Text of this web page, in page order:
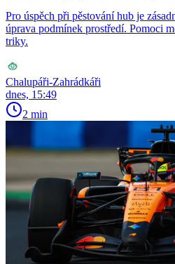
Pro úspěch při pěstování hub je
úprava podmínek prostředí. Pomoci
triky.
Chalupáři-Zahrádkáři
dnes, 15:49
2 min